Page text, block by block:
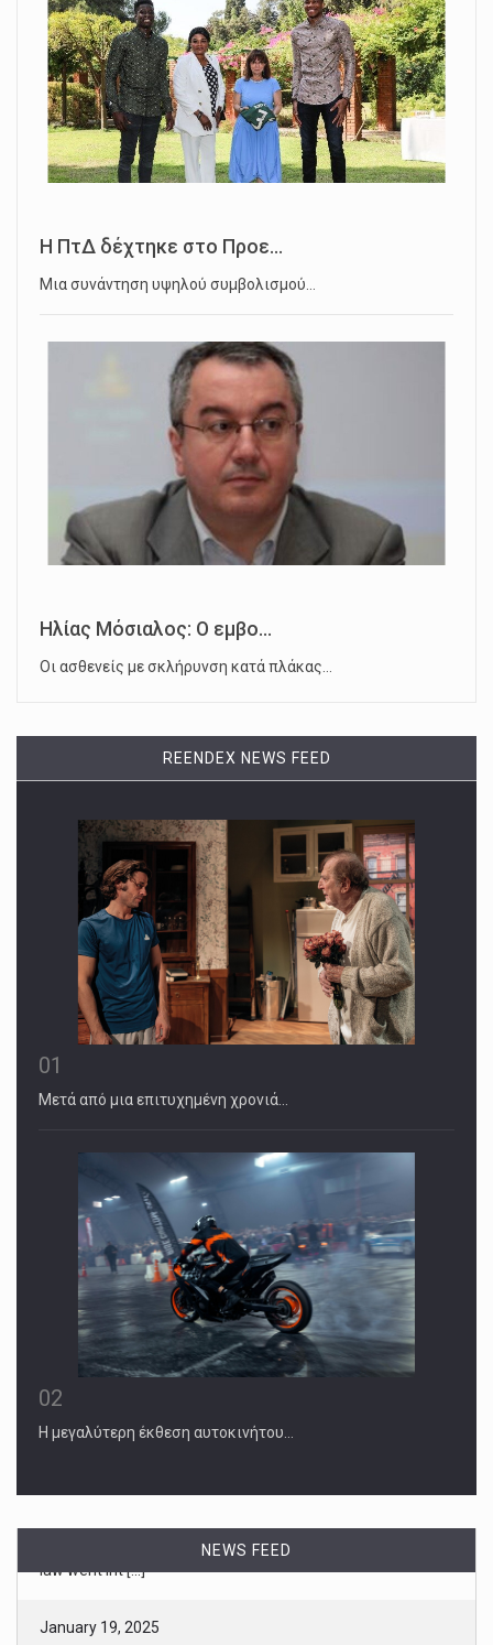
Η ΠτΔ δέχτηκε στο Προε...
Μια συνάντηση υψηλού συμβολισμού…
Ηλίας Μόσιαλος: Ο εμβο...
Οι ασθενείς με σκλήρυνση κατά πλάκας…
REENDEX NEWS FEED
01
Μετά από μια επιτυχημένη χρονιά…
02
Η μεγαλύτερη έκθεση αυτοκινήτου…
NEWS FEED
Does Banning TikTok solve the National ...